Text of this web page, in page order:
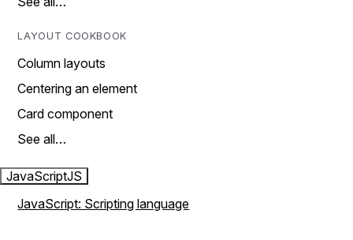
LAYOUT COOKBOOK
Column layouts
Centering an element
Card component
See all…
JavaScriptJS
JavaScript: Scripting language